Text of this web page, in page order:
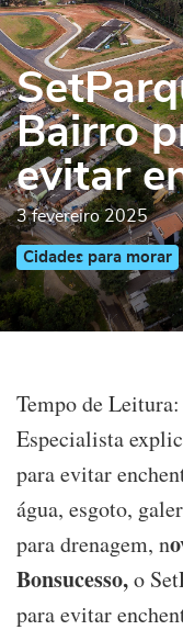
Bairro
evitar
3 fevereiro 2025
Cidades para morar
Tempo de Leitura:
Especialista
para evitar
água, esgoto,
para drenagem, n
Bonsucesso,o
para evitar